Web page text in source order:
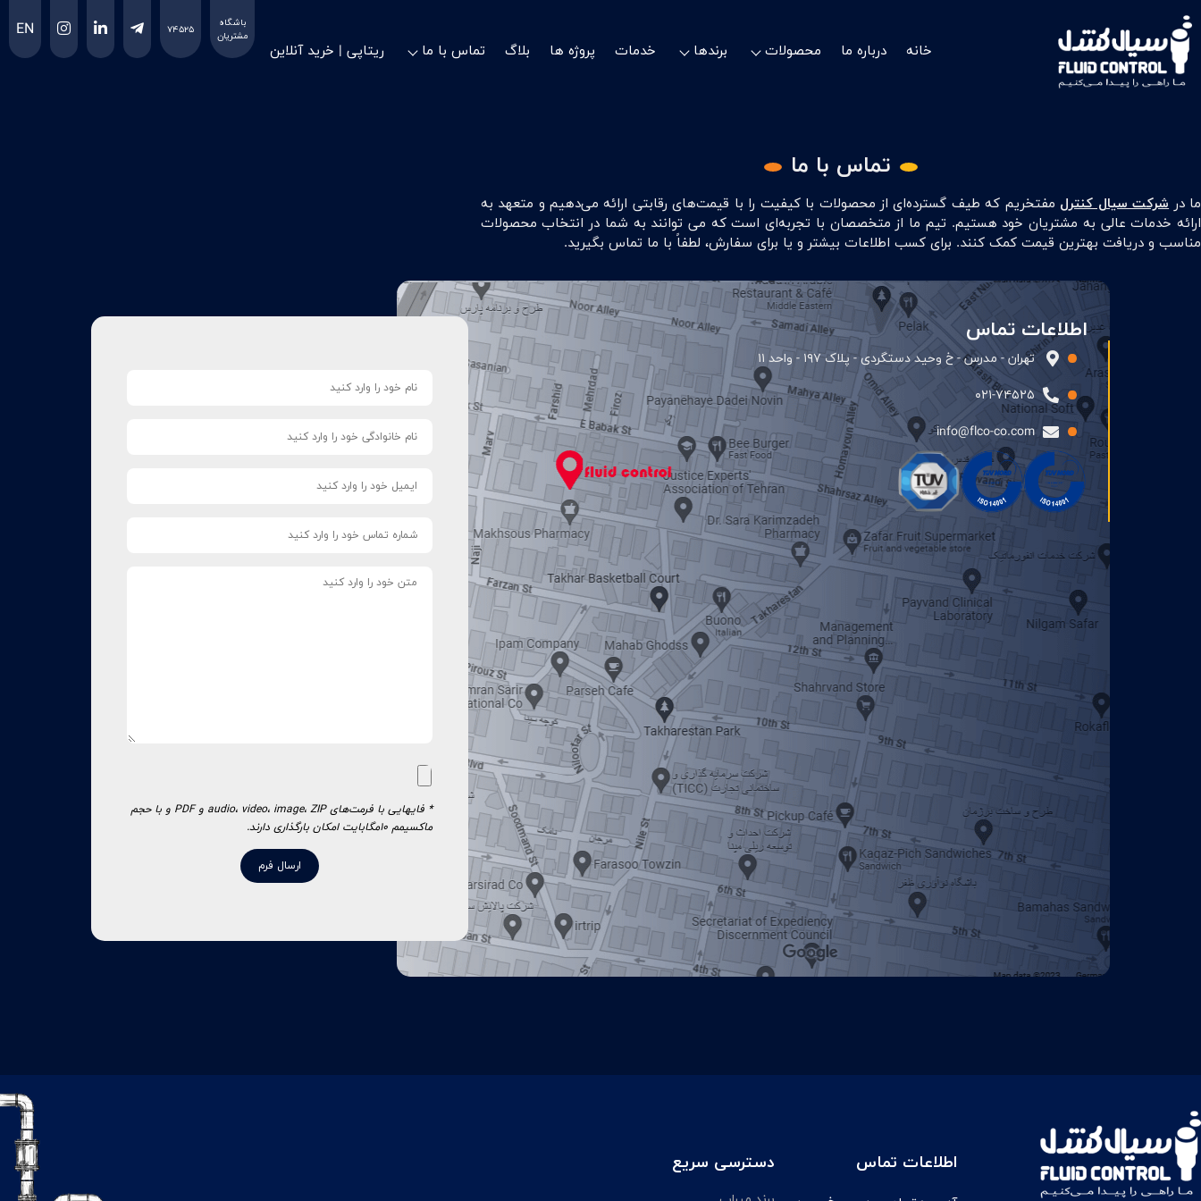
خانه درباره ما محصولات برندها خدمات پروژه ها بلاگ تماس با ما ریتاپی | خرید آنلاین
باشگاه
مشتریان
۷۴۵۲۵ EN
تماس با ما
ما درشرکت سیال کنترل مفتخریم که طیف گسترده‌ای از محصولات با کیفیت را با قیمت‌های رقابتی ارائه می‌دهیم و متعهد به
ارائه خدمات عالی به مشتریان خود هستیم. تیم ما از متخصصان با تجربه‌ای است که می توانند به شما در انتخاب محصولات
مناسب و دریافت بهترین قیمت کمک کنند. برای کسب اطلاعات بیشتر و یا برای سفارش، لطفاً با ما تماس بگیرید.
اطلاعات تماس
تهران - مدرس - خ وحيد دستگردی - پلاک ۱۹۷ - واحد ۱۱
۰۲۱-۷۴۵۲۵
info@flco-co.com
* فایهایی با فرمت‌های audio، video، image، ZIP و PDF و با حجم
ماکسیمم ۱۰مگابایت امکان بارگذاری دارند.
اطلاعات تماس دسترسی سریع